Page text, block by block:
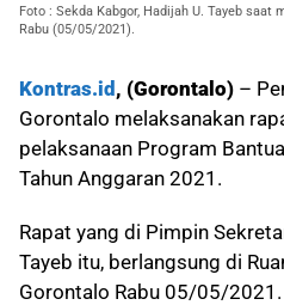
Foto : Sekda Kabgor, Hadijah U. Tayeb saat
Rabu (05/05/2021).
Kontras.id , (Gorontalo) –
Gorontalo melaksanakan
pelaksanaan Program
Tahun Anggaran 2021.
Rapat yang di Pimpin
Tayeb itu, berlangsung di
Gorontalo Rabu 05/05/